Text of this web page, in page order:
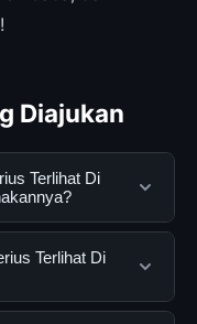
Diajukan
Terlihat Di
Di Area adalah
membantu
dan
Terlihat Di